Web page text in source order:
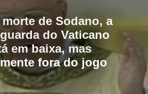
morte de Sodano, a
do Vaticano
em baixa, mas
fora do jogo